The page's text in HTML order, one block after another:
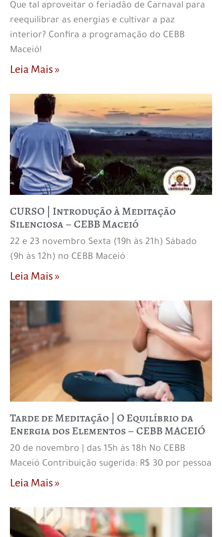
Que tal aproveitar o feriadão de Carnaval para
reequilibrar as energias e cultivar a paz
interior? Confira a programação do CEBB
Maceió!
Leia Mais »
CURSO | Introdução à Meditação
Silenciosa – CEBB Maceió
22 e 23 novembro Sexta (19h às 21h) Sábado
(9h às 12h) no CEBB Maceió
Leia Mais »
Tarde de Meditação | O Equilíbrio da
Energia dos Elementos – CEBB MACEIÓ
20 de novembro | das 15h às 18h No CEBB
Maceió Contribuição sugerida: R$ 30 por pessoa
Leia Mais »